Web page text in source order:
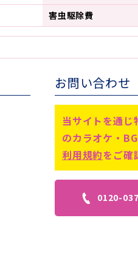
害虫駆除費
お問い合わせ
当サイトを通じ
のカラオケ・
利用規約をご確
0120-